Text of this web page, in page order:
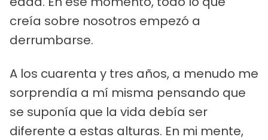
creía sobre nosotros empezó a
derrumbarse.
A los cuarenta y tres años, a menudo me
sorprendía a mí misma pensando que
se suponía que la vida debía ser
diferente a estas alturas. En mi mente,